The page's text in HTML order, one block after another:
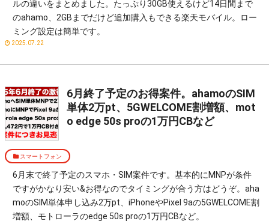
ルの違いをまとめました。たっぷり30GB使えるけど14日間まで
のahamo、2GBまでだけど追加購入もできる楽天モバイル。ロー
ミング設定は簡単です。
2025.07.22
6月終了予定のお得案件。ahamoのSIM
単体2万pt、5GWELCOME割増額、mot
o edge 50s proの1万円CBなど
スマートフォン
6月末で終了予定のスマホ・SIM案件です。基本的にMNPが条件
ですがかなり安い&お得なのでタイミングが合う方はどうぞ。aha
moのSIM単体申し込み2万pt、iPhoneやPixel 9aの5GWELCOME割
増額、モトローラのedge 50s proの1万円CBなど。